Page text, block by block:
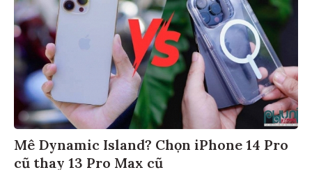
Mê Dynamic Island? Chọn iPhone 14 Pro
cũ thay 13 Pro Max cũ